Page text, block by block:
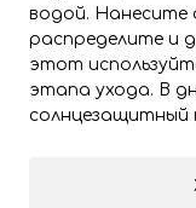
водой. Нанесите
распределите и
этот
этапа ухода. В
солнцезащитный